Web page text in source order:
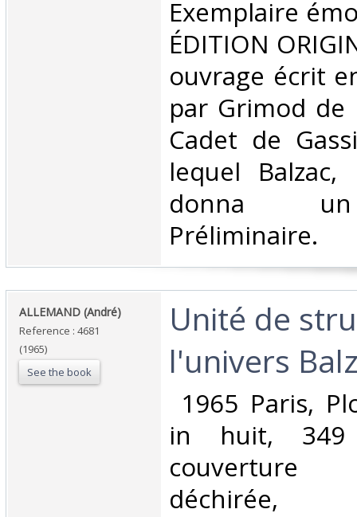
Exemplaire
ÉDITION
ouvrage écrit
par Grimod de
Cadet de
lequel
donna
Préliminaire. ‎
‎ALLEMAND (André) ‎
Reference : 4681
(1965)
See the book
‎Unité de
l'univers
1965 Paris,
in huit, 349
couverture
déchirée, ‎